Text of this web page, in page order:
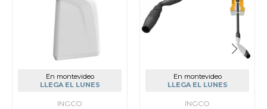
En montevideo
LLEGA EL LUNES
INGCO
En montevideo
LLEGA EL LUNES
INGCO